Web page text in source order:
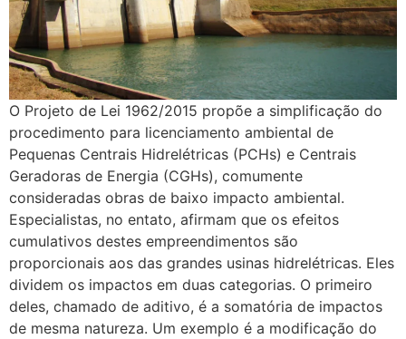
O Projeto de Lei 1962/2015 propõe a simplificação do
procedimento para licenciamento ambiental de
Pequenas Centrais Hidrelétricas (PCHs) e Centrais
Geradoras de Energia (CGHs), comumente
consideradas obras de baixo impacto ambiental.
Especialistas, no entato, afirmam que os efeitos
cumulativos destes empreendimentos são
proporcionais aos das grandes usinas hidrelétricas. Eles
dividem os impactos em duas categorias. O primeiro
deles, chamado de aditivo, é a somatória de impactos
de mesma natureza. Um exemplo é a modificação do